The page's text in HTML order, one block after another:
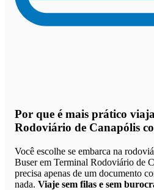
Por que é mais prático
Rodoviário de Canapólis
Você escolhe se embarca na
Buser em Terminal Rodoviário de
precisa apenas de um documento
nada. Viaje sem filas e sem